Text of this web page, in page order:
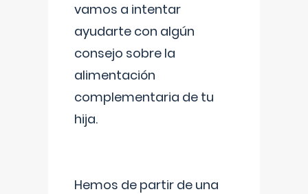
vamos a intentar
ayudarte con algún
consejo sobre la
alimentación
complementaria de tu
hija.
Hemos de partir de una